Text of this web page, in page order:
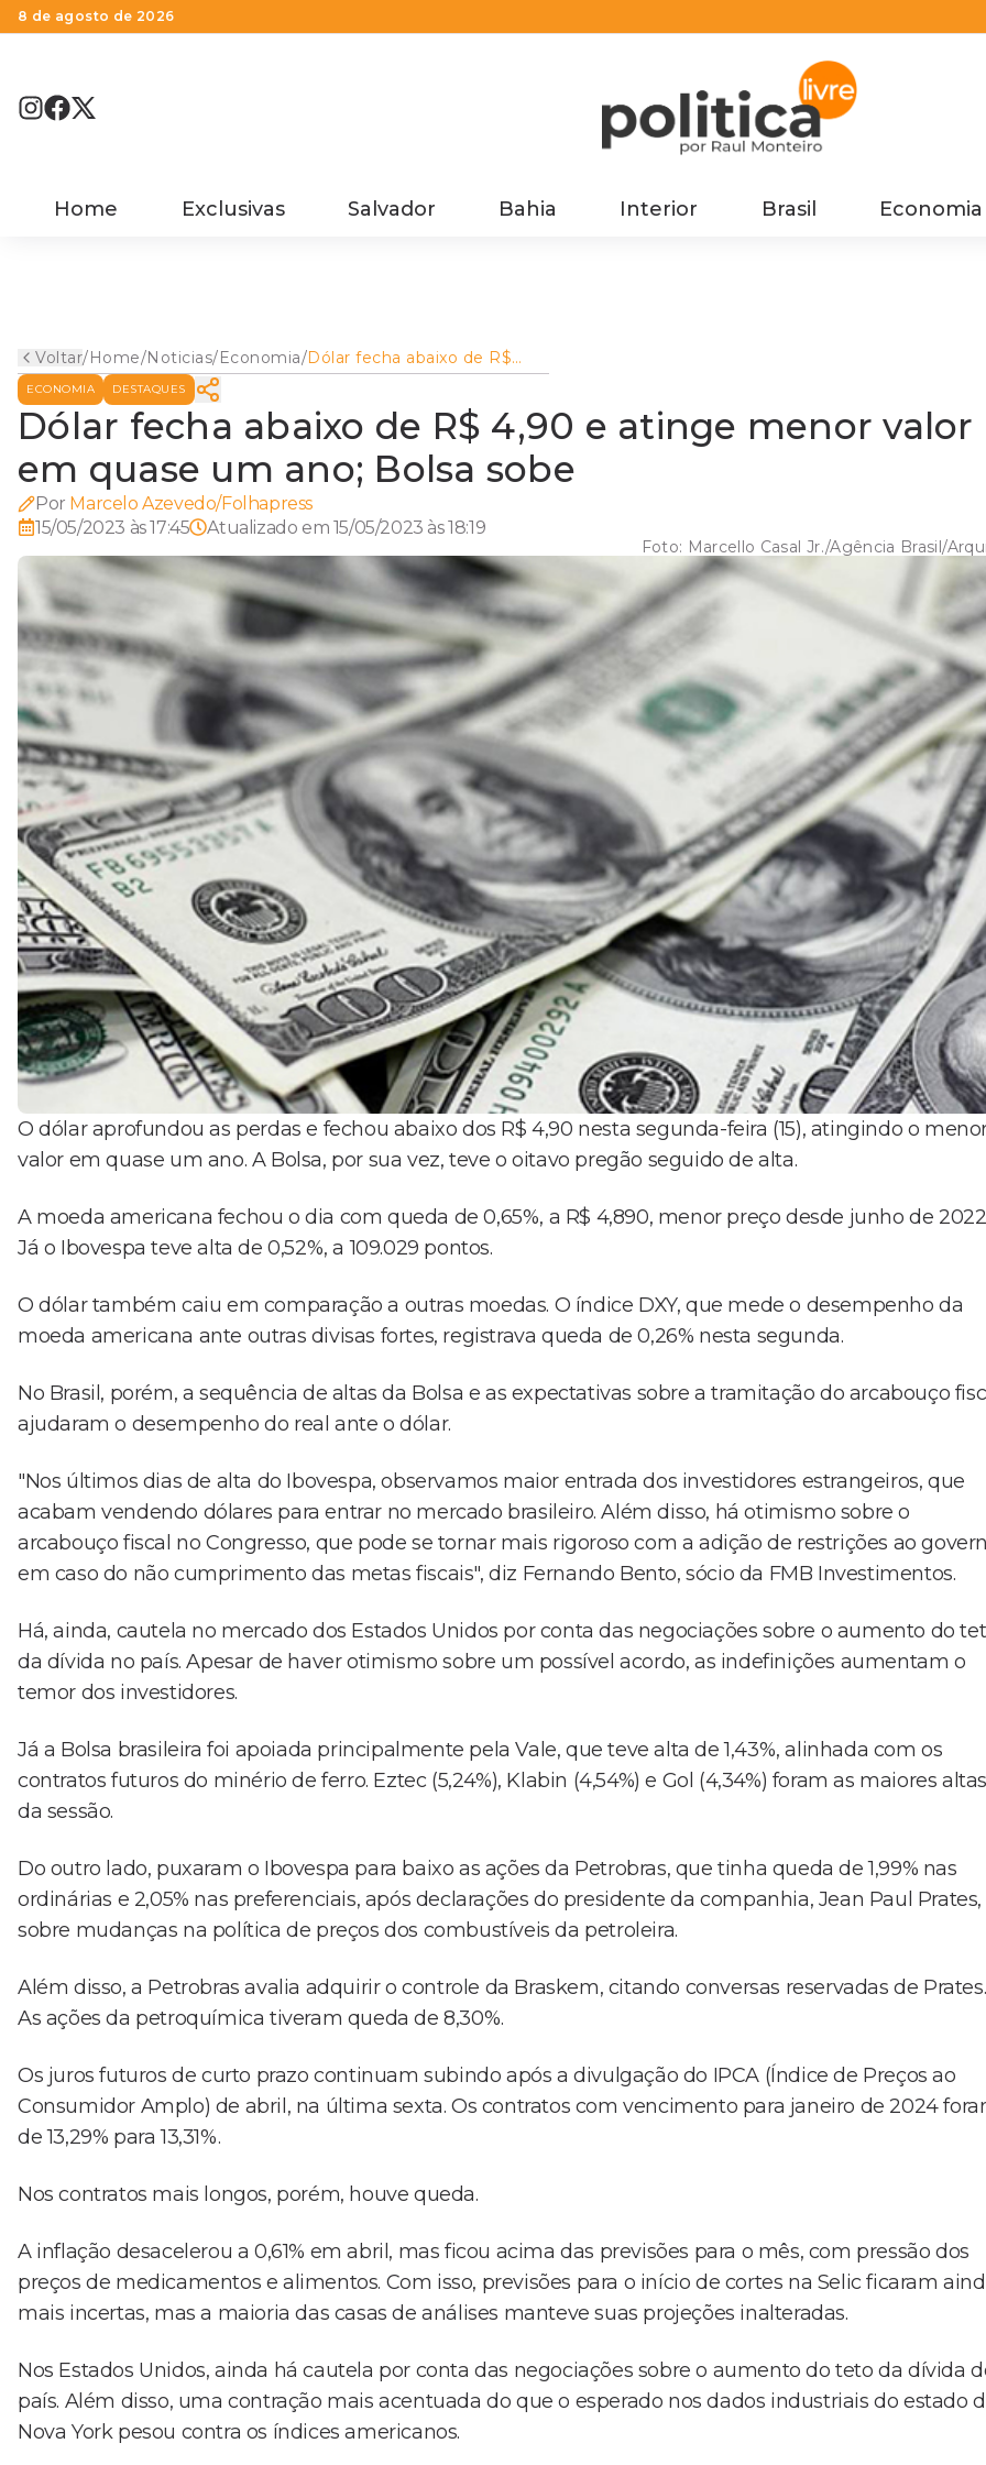
8 de agosto de 2026
Home Exclusivas Salvador Bahia Interior Brasil Economia
Voltar/Home/Noticias/Economia/Dólar fecha abaixo de R$
4,90 e atinge menor valor
sobe
ECONOMIA DESTAQUES
Dólar fecha abaixo de R$ 4,90 e atinge menor valor
em quase um ano; Bolsa sobe
Por Marcelo Azevedo/Folhapress
15/05/2023 às 17:45
Atualizado em 15/05/2023 às 18:19
Foto: Marcello Casal Jr./Agência Brasil/
O dólar aprofundou as perdas e fechou abaixo dos R$ 4,90 nesta segunda-feira (15), atingindo o
valor em quase um ano. A Bolsa, por sua vez, teve o oitavo pregão seguido de alta.
A moeda americana fechou o dia com queda de 0,65%, a R$ 4,890, menor preço desde junho de
Já o Ibovespa teve alta de 0,52%, a 109.029 pontos.
O dólar também caiu em comparação a outras moedas. O índice DXY, que mede o desempenho da
moeda americana ante outras divisas fortes, registrava queda de 0,26% nesta segunda.
No Brasil, porém, a sequência de altas da Bolsa e as expectativas sobre a tramitação do arcabouço
ajudaram o desempenho do real ante o dólar.
"Nos últimos dias de alta do Ibovespa, observamos maior entrada dos investidores estrangeiros, que
acabam vendendo dólares para entrar no mercado brasileiro. Além disso, há otimismo sobre o
arcabouço fiscal no Congresso, que pode se tornar mais rigoroso com a adição de restrições ao
em caso do não cumprimento das metas fiscais", diz Fernando Bento, sócio da FMB Investimentos.
Há, ainda, cautela no mercado dos Estados Unidos por conta das negociações sobre o aumento do
da dívida no país. Apesar de haver otimismo sobre um possível acordo, as indefinições aumentam o
temor dos investidores.
Já a Bolsa brasileira foi apoiada principalmente pela Vale, que teve alta de 1,43%, alinhada com os
contratos futuros do minério de ferro. Eztec (5,24%), Klabin (4,54%) e Gol (4,34%) foram as maiores altas
da sessão.
Do outro lado, puxaram o Ibovespa para baixo as ações da Petrobras, que tinha queda de 1,99% nas
ordinárias e 2,05% nas preferenciais, após declarações do presidente da companhia, Jean Paul Prates,
sobre mudanças na política de preços dos combustíveis da petroleira.
Além disso, a Petrobras avalia adquirir o controle da Braskem, citando conversas reservadas de Prates.
As ações da petroquímica tiveram queda de 8,30%.
Os juros futuros de curto prazo continuam subindo após a divulgação do IPCA (Índice de Preços ao
Consumidor Amplo) de abril, na última sexta. Os contratos com vencimento para janeiro de 2024
de 13,29% para 13,31%.
Nos contratos mais longos, porém, houve queda.
A inflação desacelerou a 0,61% em abril, mas ficou acima das previsões para o mês, com pressão dos
preços de medicamentos e alimentos. Com isso, previsões para o início de cortes na Selic ficaram
mais incertas, mas a maioria das casas de análises manteve suas projeções inalteradas.
Nos Estados Unidos, ainda há cautela por conta das negociações sobre o aumento do teto da dívida
país. Além disso, uma contração mais acentuada do que o esperado nos dados industriais do estado
Nova York pesou contra os índices americanos.